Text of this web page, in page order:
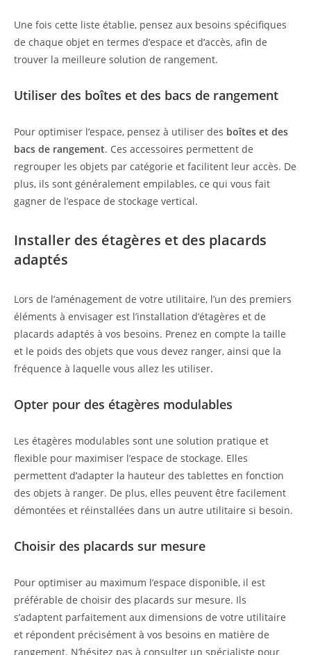
Une fois cette liste établie, pensez aux besoins spécifiques
de chaque objet en termes d’espace et d’accès, afin de
trouver la meilleure solution de rangement.
Utiliser des boîtes et des bacs de rangement
Pour optimiser l’espace, pensez à utiliser des boîtes et des
bacs de rangement. Ces accessoires permettent de
regrouper les objets par catégorie et facilitent leur accès. De
plus, ils sont généralement empilables, ce qui vous fait
gagner de l’espace de stockage vertical.
Installer des étagères et des placards
adaptés
Lors de l’aménagement de votre utilitaire, l’un des premiers
éléments à envisager est l’installation d’étagères et de
placards adaptés à vos besoins. Prenez en compte la taille
et le poids des objets que vous devez ranger, ainsi que la
fréquence à laquelle vous allez les utiliser.
Opter pour des étagères modulables
Les étagères modulables sont une solution pratique et
flexible pour maximiser l’espace de stockage. Elles
permettent d’adapter la hauteur des tablettes en fonction
des objets à ranger. De plus, elles peuvent être facilement
démontées et réinstallées dans un autre utilitaire si besoin.
Choisir des placards sur mesure
Pour optimiser au maximum l’espace disponible, il est
préférable de choisir des placards sur mesure. Ils
s’adaptent parfaitement aux dimensions de votre utilitaire
et répondent précisément à vos besoins en matière de
rangement. N’hésitez pas à consulter un spécialiste pour